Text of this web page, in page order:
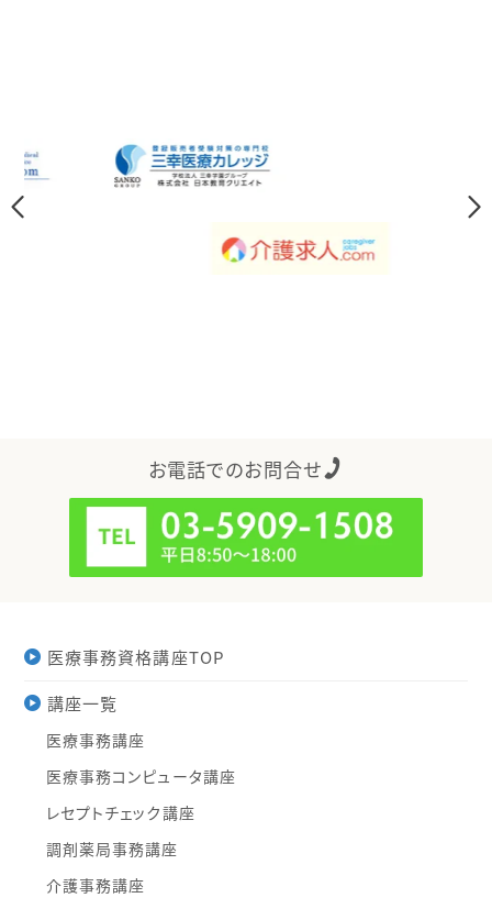
お電話でのお問合せ
医療事務資格講座TOP
講座一覧
医療事務講座
医療事務コンピュータ講座
レセプトチェック講座
調剤薬局事務講座
介護事務講座